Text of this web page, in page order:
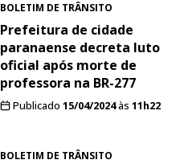
BOLETIM DE TRÂNSITO
Prefeitura de cidade
paranaense decreta luto
oficial após morte de
professora na BR-277
Publicado 15/04/2024às 11h22
BOLETIM DE TRÂNSITO